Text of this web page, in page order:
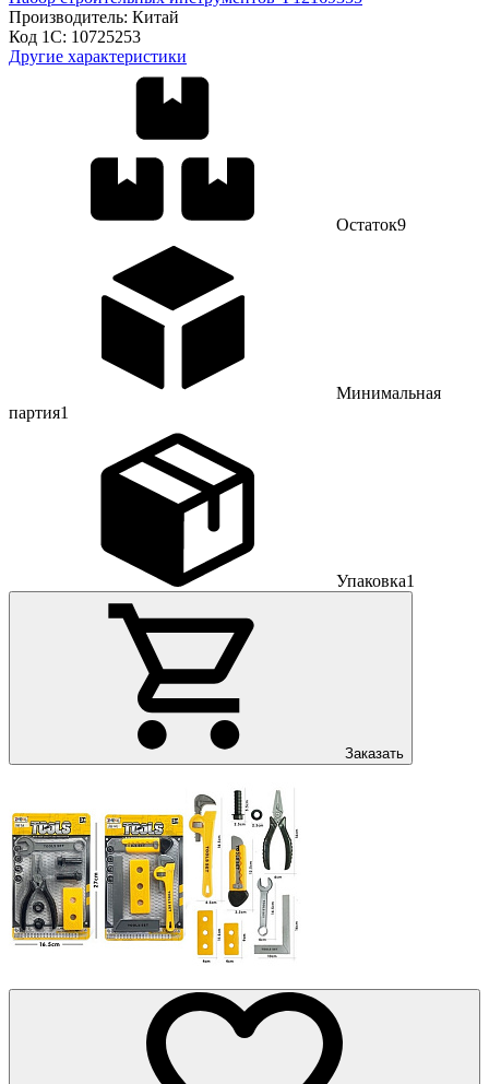
Производитель: Китай
Код 1С: 10725253
Другие характеристики
Остаток9
Минимальная
партия1
Упаковка1
Заказать